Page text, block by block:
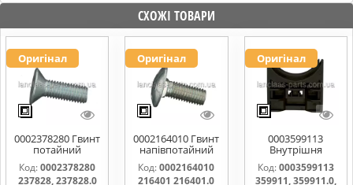
СХОЖІ ТОВАРИ
Оригінал
0002378280 Гвинт
потайний
M10x30 237828,
237828.0
Код:0002378280
237828, 237828.0
Оригінал
0002164010 Гвинт
напівпотайний
М10х25х20
216401 216401.0
Код: 0002164010
216401 216401.0
Оригінал
0003599113
Внутрішня
частина
підшипника
Код:0003599113
359911, 359911.0,